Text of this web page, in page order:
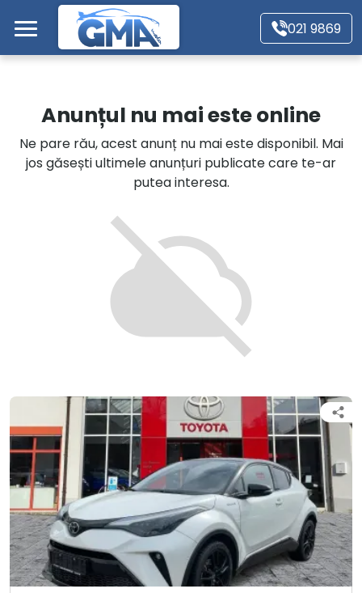
Mergi direct la conținutul principal
021 9869
Autoturisme
Motociclete
Autoutilitare
Alte tipuri vehicule
Anunțul nu mai este online
Ne pare rău, acest anunț nu mai este disponibil. Mai
jos găsești ultimele anunțuri publicate care te-ar
putea interesa.